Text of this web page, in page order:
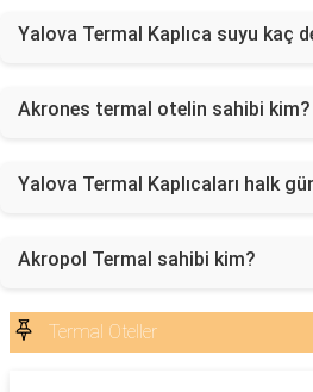
Yalova Termal Kaplıca suyu kaç
Akrones termal otelin sahibi kim?
Yalova Termal Kaplıcaları halk
Akropol Termal sahibi kim?
Termal Oteller